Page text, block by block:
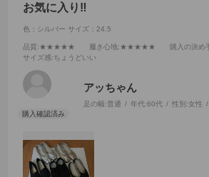
お気に入り‼️
色：シルバー サイズ：24.5
品質:★★★★★ 履き心地:★★★★★ 購入の決め
サイズ感:ちょうどいい
アッちゃん
足の幅:普通 年代:60代 性別:女性